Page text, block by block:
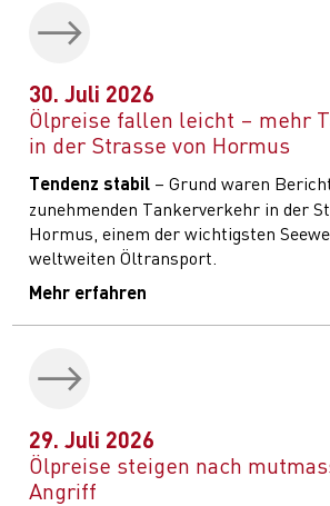
30. Juli 2026
Ölpreise fallen leicht – mehr
in der Strasse von Hormus
Tendenz stabil – Grund waren
zunehmenden Tankerverkehr in der
Hormus, einem der wichtigsten
weltweiten Öltransport.
Mehr erfahren
29. Juli 2026
Ölpreise steigen nach
Angriff